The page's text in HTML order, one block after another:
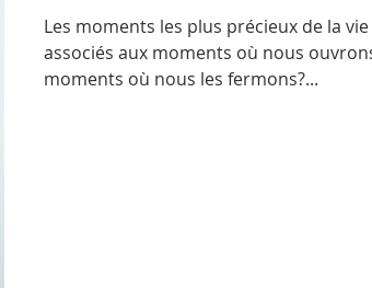
Les moments les plus précieux de la
associés aux moments où nous
moments où nous les fermons?...